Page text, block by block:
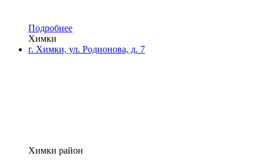
Подробнее
Химки
г. Химки, ул. Родионова, д. 7
Химки район